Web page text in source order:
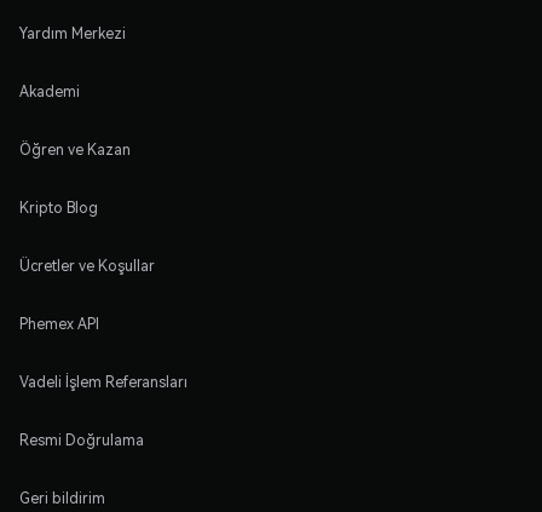
Yardım Merkezi
Akademi
Öğren ve Kazan
Kripto Blog
Ücretler ve Koşullar
Phemex API
Vadeli İşlem Referansları
Resmi Doğrulama
Geri bildirim